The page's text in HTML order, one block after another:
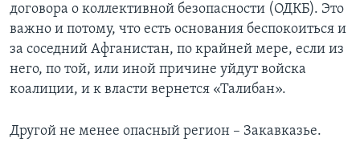
договора о коллективной безопасности (ОДКБ). Это
важно и потому, что есть основания беспокоиться и
за соседний Афганистан, по крайней мере, если из
него, по той, или иной причине уйдут войска
коалиции, и к власти вернется «Талибан».
Другой не менее опасный регион – Закавказье.